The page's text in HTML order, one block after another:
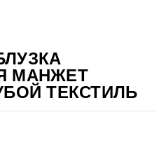
МАНЖЕТ
ТЕКСТИЛЬ